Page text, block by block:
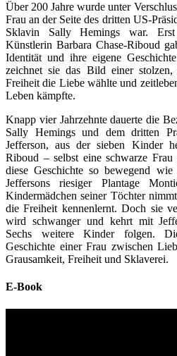
Über 200 Jahre wurde unter
Frau an der Seite des dritten US-
Sklavin Sally Hemings war.
Künstlerin Barbara Chase-Riboud
Identität und ihre eigene
zeichnet sie das Bild einer
Freiheit die Liebe wählte und
Leben kämpfte.
Knapp vier Jahrzehnte dauerte die
Sally Hemings und dem dritten
Jefferson, aus der sieben Kinder
Riboud – selbst eine schwarze Frau
diese Geschichte so bewegend
Jeffersons riesiger Plantage
Kindermädchen seiner Töchter
die Freiheit kennenlernt. Doch sie
wird schwanger und kehrt mit
Sechs weitere Kinder folgen.
Geschichte einer Frau zwischen
Grausamkeit, Freiheit und Sklaverei.
E-Book